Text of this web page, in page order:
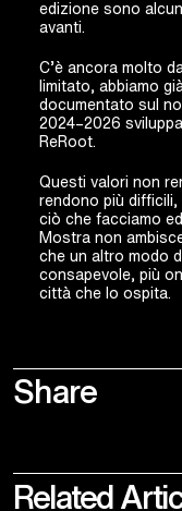
edizione sono
avanti.
C’è ancora molto
limitato, abbiamo
documentato sul
2024–2026
ReRoot.
Questi valori non
rendono più
ciò che facciamo
Mostra non
che un altro modo
consapevole, più
città che lo ospita.
Share
Related